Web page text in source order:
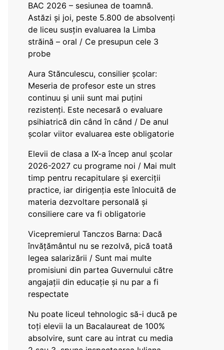
BAC 2026 – sesiunea de toamnă.
Astăzi și joi, peste 5.800 de absolvenți
de liceu susțin evaluarea la Limba
străină – oral / Ce presupun cele 3
probe
Aura Stănculescu, consilier școlar:
Meseria de profesor este un stres
continuu și unii sunt mai puțini
rezistenți. Este necesară o evaluare
psihiatrică din când în când / De anul
școlar viitor evaluarea este obligatorie
Elevii de clasa a IX-a încep anul școlar
2026-2027 cu programe noi / Mai mult
timp pentru recapitulare și exerciții
practice, iar dirigenția este înlocuită de
materia dezvoltare personală și
consiliere care va fi obligatorie
Vicepremierul Tanczos Barna: Dacă
învățământul nu se rezolvă, pică toată
legea salarizării / Sunt mai multe
promisiuni din partea Guvernului către
angajații din educație și nu par a fi
respectate
Nu poate liceul tehnologic să-i ducă pe
toți elevii la un Bacalaureat de 100%
absolvire, sunt care au intrat cu media